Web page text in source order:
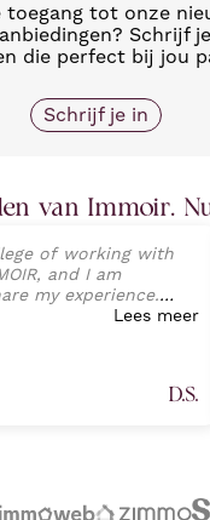
toegang tot onze
Schrijf
die perfect bij jou
Schrijf je in
van Immoir.
of working with
and I am
my experience.
an exceptional level
Lees meer
D.S.